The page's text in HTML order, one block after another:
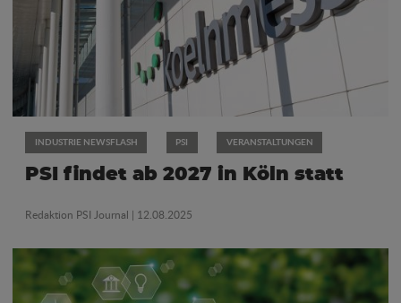
INDUSTRIE NEWSFLASH PSI VERANSTALTUNGEN
PSI findet ab 2027 in Köln statt
Redaktion PSI Journal | 12.08.2025